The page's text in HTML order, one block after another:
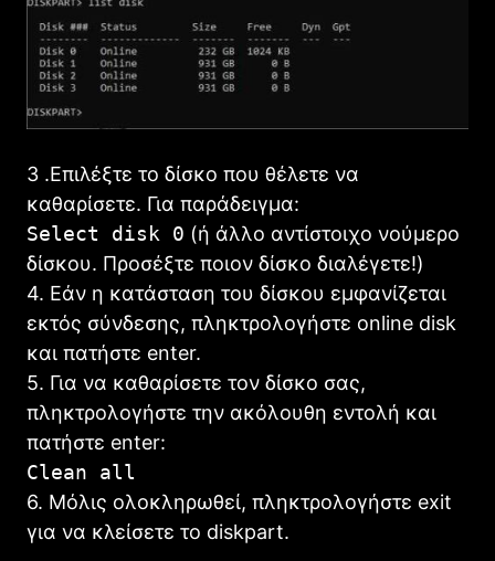
3 .Επιλέξτε το δίσκο που θέλετε να
καθαρίσετε. Για παράδειγμα:
Select disk 0 (ή άλλο αντίστοιχο νούμερο
δίσκου. Προσέξτε ποιον δίσκο διαλέγετε!)
4. Εάν η κατάσταση του δίσκου εμφανίζεται
εκτός σύνδεσης, πληκτρολογήστε online disk
και πατήστε enter.
5. Για να καθαρίσετε τον δίσκο σας,
πληκτρολογήστε την ακόλουθη εντολή και
πατήστε enter:
Clean all
6. Μόλις ολοκληρωθεί, πληκτρολογήστε exit
για να κλείσετε το diskpart.